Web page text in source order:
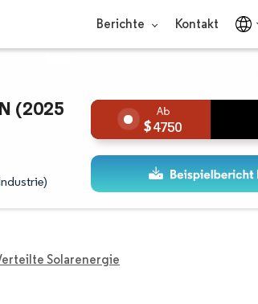
Berichte Kontakt
(2025 -
4750
Solarenergie